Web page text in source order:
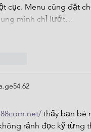
cục. Menu cũng đặt
mình chỉ lướt…
thấy bạn bè
rảnh đọc kỹ từng